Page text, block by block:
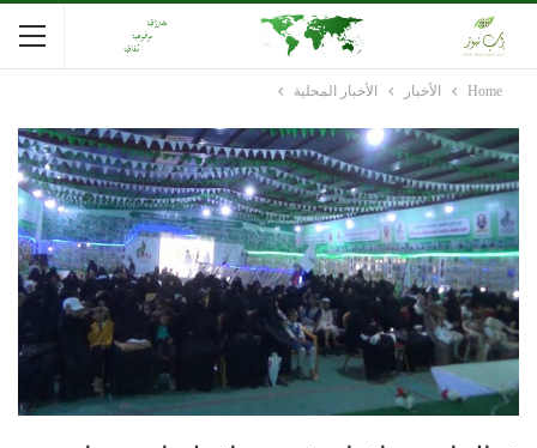
Home الأخبار الأخبار المحلية